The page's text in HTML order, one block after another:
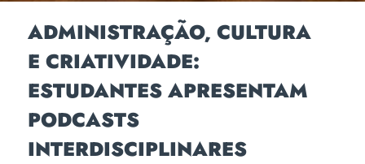
ADMINISTRAÇÃO, CULTURA
E CRIATIVIDADE:
ESTUDANTES APRESENTAM
PODCASTS
INTERDISCIPLINARES